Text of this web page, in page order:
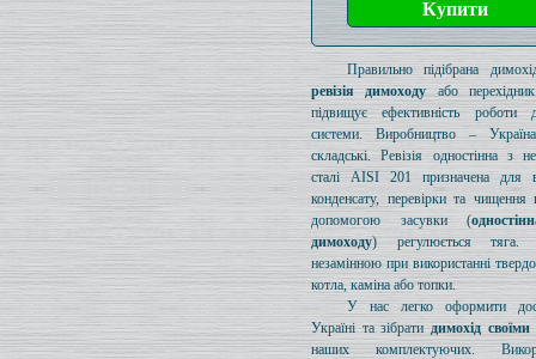
Правильно підібрана
ревізія димоходу або
підвищує ефективність роботи
системи. Виробництво –
складські. Ревізія одностінна з
сталі AISI 201 призначена для
конденсату, перевірки та чищення
допомогою засувки (
димоходу) регулюється
незамінною при використанні
котла, каміна або топки.
У нас легко оформити
Україні та зібрати димохід
наших комплектуючих.